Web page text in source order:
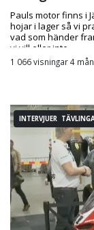
Pauls motor finns i
hojar i lager så vi
vad som händer
vi vill eller inte.
1 066 visningar 4
INTERVJUER